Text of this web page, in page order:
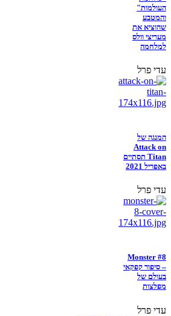
העולמות"
והמטבע
שהוציא את
מעריצי וולס
למלחמה
עדי פרל
המנגה של
Attack on
Titan תסתיים
באפריל 2021
עדי פרל
Monster #8
– סיפור קפקאי
בעולם של
מפלצות
עדי פרל